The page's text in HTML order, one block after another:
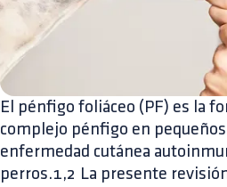
El pénfigo foliáceo (PF) es la
complejo pénfigo en
enfermedad cutánea
perros.1,2 La presente